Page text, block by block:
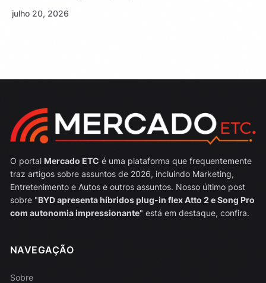
julho 20, 2026
O portal Mercado ETC é uma plataforma que frequentemente
traz artigos sobre assuntos de 2026, incluindo Marketing,
Entretenimento e Autos e outros assuntos. Nosso último post
sobre "BYD apresenta híbridos plug-in flex Atto 2 e Song Pro
com autonomia impressionante" está em destaque, confira.
NAVEGAÇÃO
Sobre